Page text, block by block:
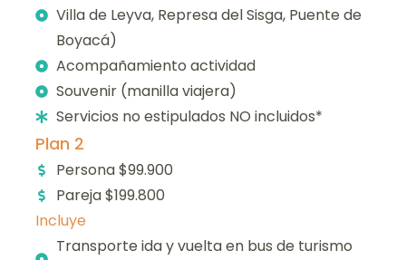
Villa de Leyva, Represa del Sisga, Puente de
Boyacá)
Acompañamiento actividad
Souvenir (manilla viajera)
Servicios no estipulados NO incluidos*
Plan 2
Persona $99.900
Pareja $199.800
Incluye
Transporte ida y vuelta en bus de turismo